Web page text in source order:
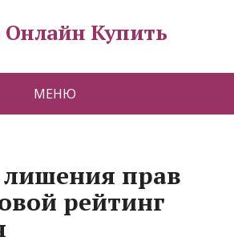
Онлайн Купить
МЕНЮ
прав
рейтинг